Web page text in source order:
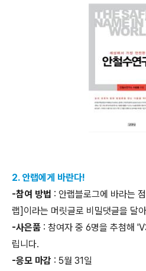
2. 안랩에게 바란다!
-참여 방법 : 안랩블로그에 바라는
랩]이라는 머릿글로 비밀댓글을 달
-사은품 : 참여자 중 6명을 추첨해
립니다.
-응모 마감 : 5월 31일